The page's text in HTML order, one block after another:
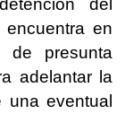
en
de presunta
adelantar la
una eventual